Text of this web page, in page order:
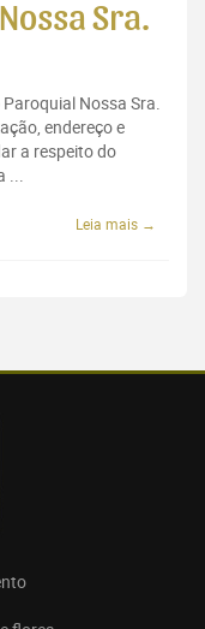
Sra.
Nossa Sra.
endereço e
a respeito do
...
Leia mais →